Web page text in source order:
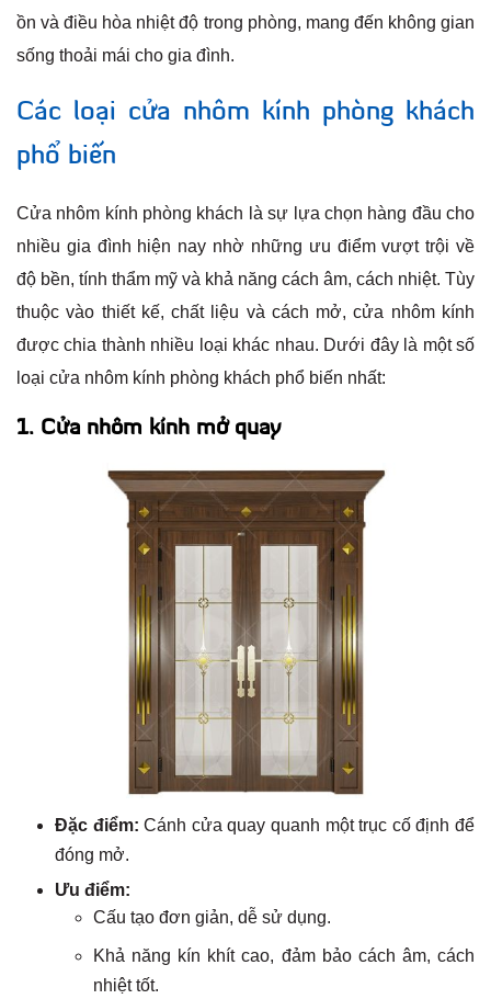
ồn và điều hòa nhiệt độ trong phòng, mang đến không gian
sống thoải mái cho gia đình.
Các loại cửa nhôm kính phòng khách
phổ biến
Cửa nhôm kính phòng khách là sự lựa chọn hàng đầu cho
nhiều gia đình hiện nay nhờ những ưu điểm vượt trội về
độ bền, tính thẩm mỹ và khả năng cách âm, cách nhiệt. Tùy
thuộc vào thiết kế, chất liệu và cách mở, cửa nhôm kính
được chia thành nhiều loại khác nhau. Dưới đây là một số
loại cửa nhôm kính phòng khách phổ biến nhất:
1. Cửa nhôm kính mở quay
Đặc điểm: Cánh cửa quay quanh một trục cố định để
đóng mở.
Ưu điểm:
Cấu tạo đơn giản, dễ sử dụng.
Khả năng kín khít cao, đảm bảo cách âm, cách
nhiệt tốt.